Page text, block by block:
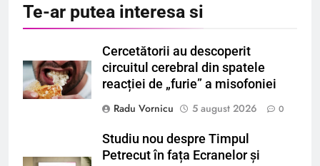
Te-ar putea interesa si
Cercetătorii au descoperit
circuitul cerebral din spatele
reacției de „furie” a misofoniei
Radu Vornicu
5 august 2026 0
Studiu nou despre Timpul
Petrecut în fața Ecranelor și